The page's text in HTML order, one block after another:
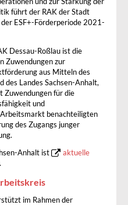
führt der RAK der Stadt
ESF+-Förderperiode 2021-
Dessau-Roßlau ist die
Zuwendungen zur
aus Mitteln des
des Landes Sachsen-Anhalt,
Zuwendungen für die
und
benachteiligten
des Zugangs junger
Anhalt ist
aktuelle
im Rahmen der